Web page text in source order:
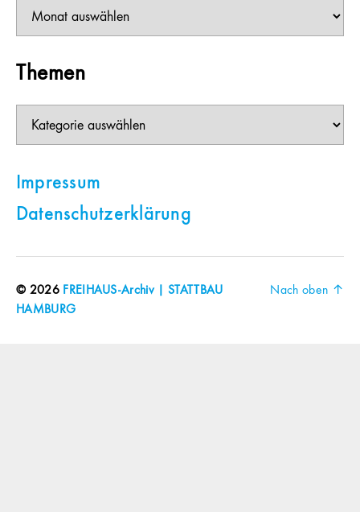
Themen
Impressum
Datenschutzerklärung
© 2026 FREIHAUS-Archiv | STATTBAU
HAMBURG
Nach oben ↑